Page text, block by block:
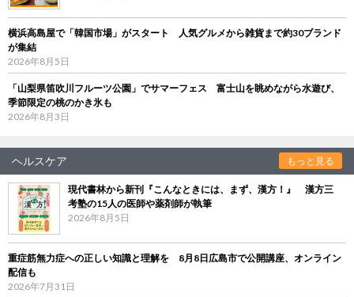
横浜高島屋で「韓国市場」がスタート 人気グルメから雑貨まで約30ブランド
が集結
2026年8月5日
「山梨県笛吹川フルーツ公園」でサマーフェス 富士山を眺めながら水遊び、
季節限定の桃のかき氷も
2026年8月3日
ヘルスケア もっと見る
現代書林から新刊『こんなときには、まず、漢方！』 漢方三
考塾の15人の医師や薬剤師が執筆
2026年8月5日
重症筋無力症への正しい知識と理解を 8月8日広島市で公開講座、オンライン
配信も
2026年7月31日